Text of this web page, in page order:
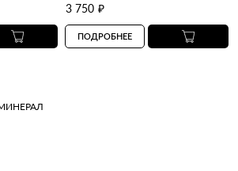
3 750 ₽
ПОДРОБНЕЕ